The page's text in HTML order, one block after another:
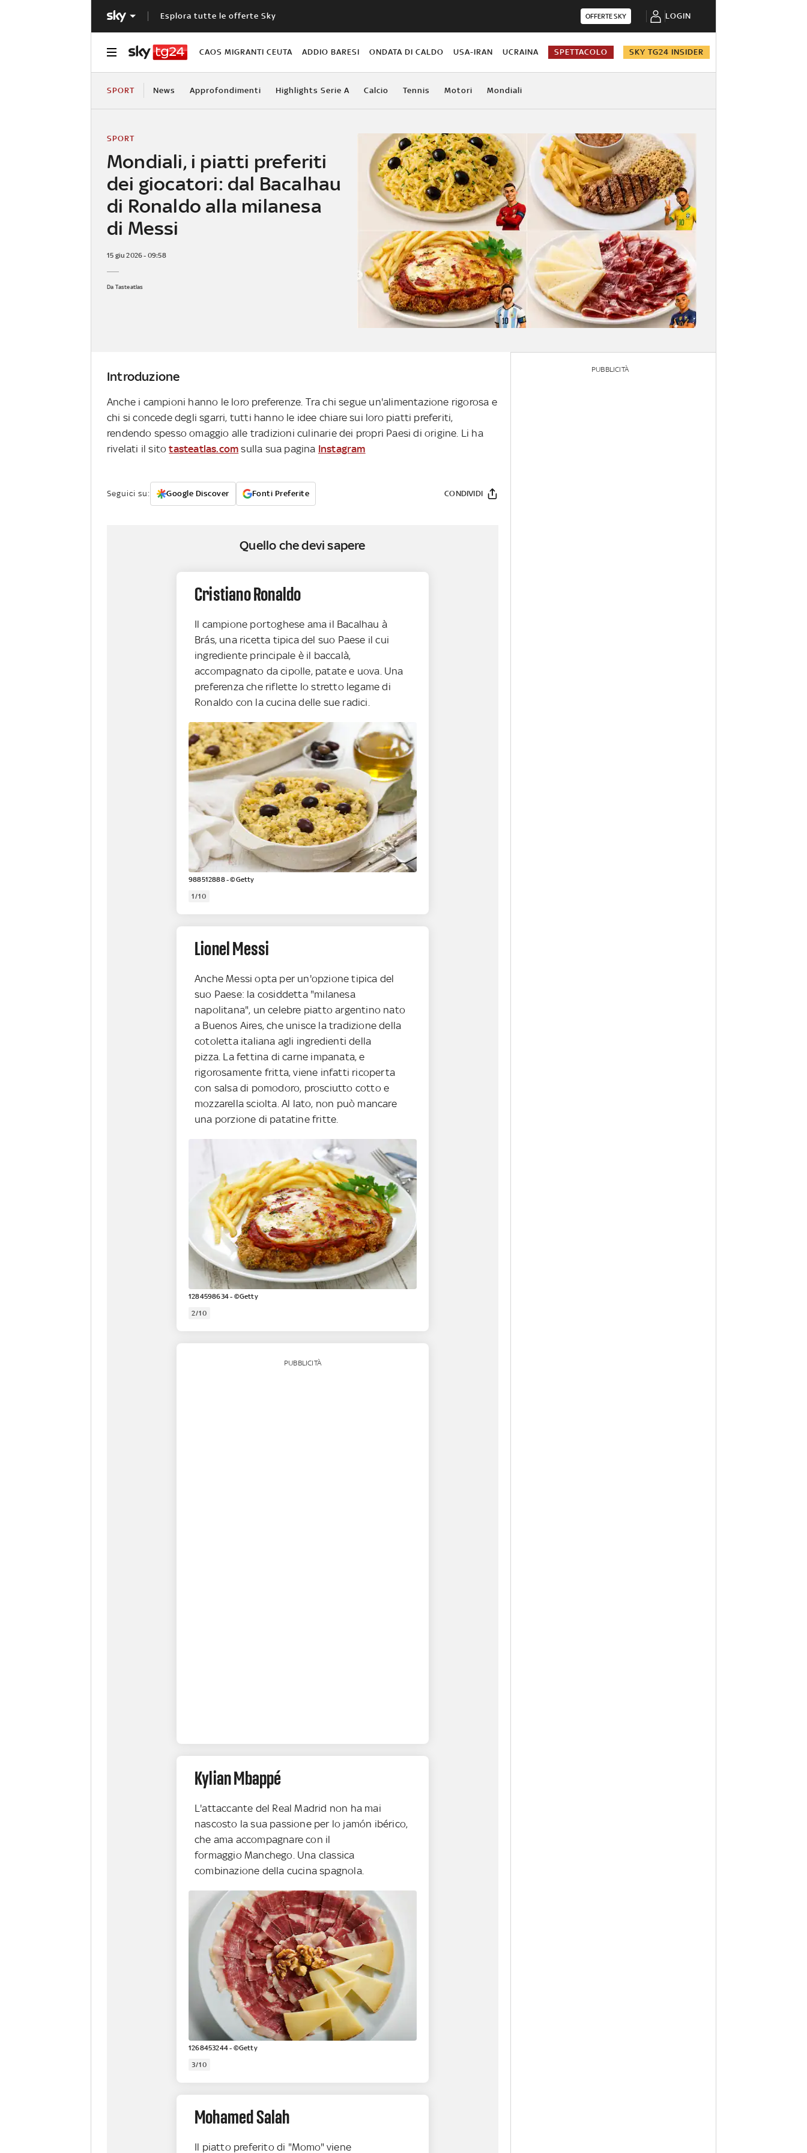
Esplora tutte le offerte Sky OFFERTE SKY LOGIN
CAOS MIGRANTI CEUTA ADDIO BARESI ONDATA DI CALDO USA-IRAN UCRAINA SPETTACOLO SKY TG24 INSIDER
SPORT News Approfondimenti Highlights Serie A Calcio Tennis Motori Mondiali
Mondiali, i piatti preferiti
dei giocatori: dal Bacalhau
di Ronaldo alla milanesa
di Messi
SPORT
15 giu 2026 - 09:58
Da Tasteatlas
Introduzione
Anche i campioni hanno le loro preferenze. Tra chi segue un'alimentazione rigorosa e
chi si concede degli sgarri, tutti hanno le idee chiare sui loro piatti preferiti,
rendendo spesso omaggio alle tradizioni culinarie dei propri Paesi di origine. Li ha
rivelati il sitotasteatlas.com sulla sua pagina Instagram
Seguici su: Google Discover Fonti Preferite CONDIVIDI
Quello che devi sapere
Cristiano Ronaldo
Il campione portoghese ama il Bacalhau à
Brás, una ricetta tipica del suo Paese il cui
ingrediente principale è il baccalà,
accompagnato da cipolle, patate e uova. Una
preferenza che riflette lo stretto legame di
Ronaldo con la cucina delle sue radici.
988512888 - ©Getty
1/10
Lionel Messi
Anche Messi opta per un'opzione tipica del
suo Paese: la cosiddetta "milanesa
napolitana", un celebre piatto argentino nato
a Buenos Aires, che unisce la tradizione della
cotoletta italiana agli ingredienti della
pizza. La fettina di carne impanata, e
rigorosamente fritta, viene infatti ricoperta
con salsa di pomodoro, prosciutto cotto e
mozzarella sciolta. Al lato, non può mancare
una porzione di patatine fritte.
1284598634 - ©Getty
2/10
PUBBLICITÀ
Kylian Mbappé
L'attaccante del Real Madrid non ha mai
nascosto la sua passione per lo jamón ibérico,
che ama accompagnare con il
formaggio Manchego. Una classica
combinazione della cucina spagnola.
1268453244 - ©Getty
3/10
Mohamed Salah
Il piatto preferito di "Momo" viene
PUBBLICITÀ